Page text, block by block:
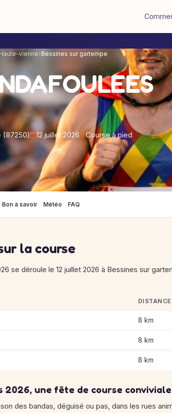
Haute-vienne Bessines sur gartempe
(87250) 12 juillet 2026 Course à pied
Bon à savoir Météo FAQ
la course
se déroule le 12 juillet 2026 à Bessines sur
de LES BANDAFOULEES 2026
DISTANCE
8 km
8 km
8 km
2026, une fête de course conviviale
des bandas, déguisé ou pas, dans les rues